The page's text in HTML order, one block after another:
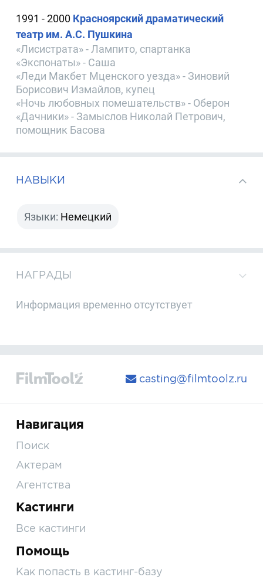
1991 - 2000 Красноярский драматический
театр им. А.С. Пушкина
«Лисистрата» - Лампито, спартанка
«Экспонаты» - Саша
«Леди Макбет Мценского уезда» - Зиновий
Борисович Измайлов, купец
«Ночь любовных помешательств» - Оберон
«Дачники» - Замыслов Николай Петрович,
помощник Басова
НАВЫКИ
Языки: Немецкий
НАГРАДЫ
Информация временно отсутствует
casting@filmtoolz.ru
Навигация
Поиск
Актерам
Агентства
Кастинги
Все кастинги
Помощь
Как попасть в кастинг-базу